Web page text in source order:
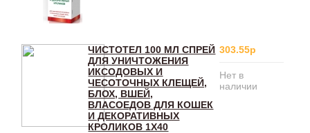
ЧИСТОТЕЛ 100 МЛ СПРЕЙ
ДЛЯ УНИЧТОЖЕНИЯ
ИКСОДОВЫХ И
ЧЕСОТОЧНЫХ КЛЕЩЕЙ,
БЛОХ, ВШЕЙ,
ВЛАСОЕДОВ ДЛЯ КОШЕК
И ДЕКОРАТИВНЫХ
КРОЛИКОВ 1Х40
303.55р
Нет в
наличии